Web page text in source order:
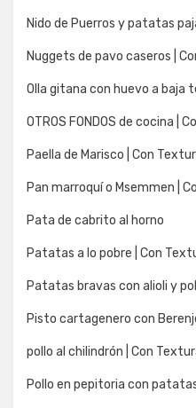
Nido de Puerros y patatas
Nuggets de pavo caseros |
Olla gitana con huevo a baja
OTROS FONDOS de cocina |
Paella de Marisco | Con
Pan marroquí o Msemmen |
Pata de cabrito al horno
Patatas a lo pobre | Con
Patatas bravas con alioli y
Pisto cartagenero con
pollo al chilindrón | Con
Pollo en pepitoria con